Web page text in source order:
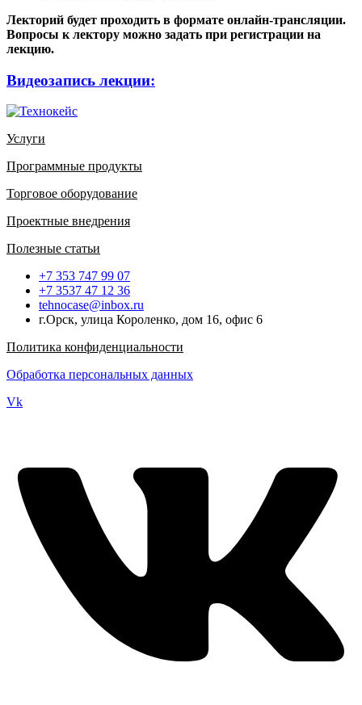
Лекторий будет проходить в формате онлайн-трансляции.
Вопросы к лектору можно задать при регистрации на
лекцию.
Видеозапись лекции:
Услуги
Программные продукты
Торговое оборудование
Проектные внедрения
Полезные статьи
+7 353 747 99 07
+7 3537 47 12 36
tehnocase@inbox.ru
г.Орск, улица Короленко, дом 16, офис 6
Политика конфиденциальности
Обработка персональных данных
Vk